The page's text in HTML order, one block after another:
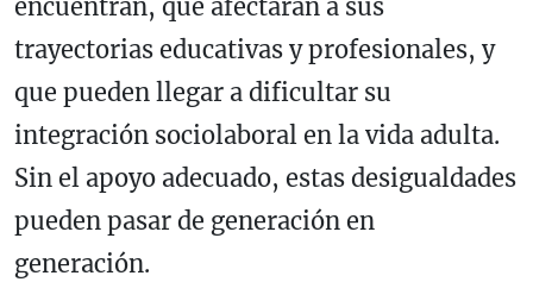
encuentran, que afectarán a sus
trayectorias educativas y profesionales, y
que pueden llegar a dificultar su
integración sociolaboral en la vida adulta.
Sin el apoyo adecuado, estas desigualdades
pueden pasar de generación en
generación.